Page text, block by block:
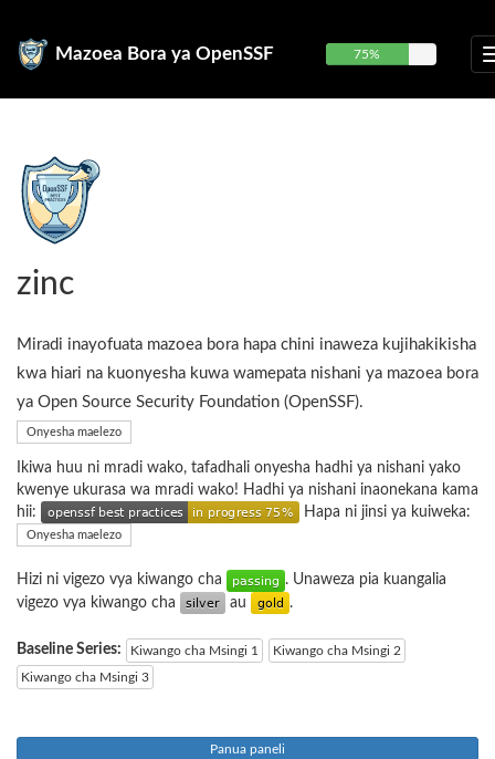
Mazoea Bora ya OpenSSF 75%
zinc
Miradi inayofuata mazoea bora hapa chini inaweza kujihakikisha
kwa hiari na kuonyesha kuwa wamepata nishani ya mazoea bora
ya Open Source Security Foundation (OpenSSF).
Onyesha maelezo
Ikiwa huu ni mradi wako, tafadhali onyesha hadhi ya nishani yako
kwenye ukurasa wa mradi wako! Hadhi ya nishani inaonekana kama
hii:
Hapa ni jinsi ya kuiweka:
Onyesha maelezo
Hizi ni vigezo vya kiwango cha
. Unaweza pia kuangalia
vigezo vya kiwango cha
au .
Baseline Series: Kiwango cha Msingi 1
Kiwango cha Msingi 2
Kiwango cha Msingi 3
Panua paneli